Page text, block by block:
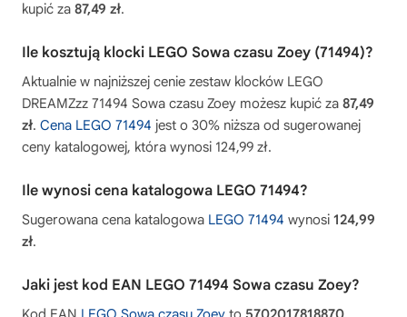
kupić za 87,49 zł.
Ile kosztują klocki LEGO Sowa czasu Zoey (71494)?
Aktualnie w najniższej cenie zestaw klocków LEGO
DREAMZzz 71494 Sowa czasu Zoey możesz kupić za 87,49
zł. Cena LEGO 71494 jest o 30% niższa od sugerowanej
ceny katalogowej, która wynosi 124,99 zł.
Ile wynosi cena katalogowa LEGO 71494?
Sugerowana cena katalogowa LEGO 71494 wynosi 124,99
zł.
Jaki jest kod EAN LEGO 71494 Sowa czasu Zoey?